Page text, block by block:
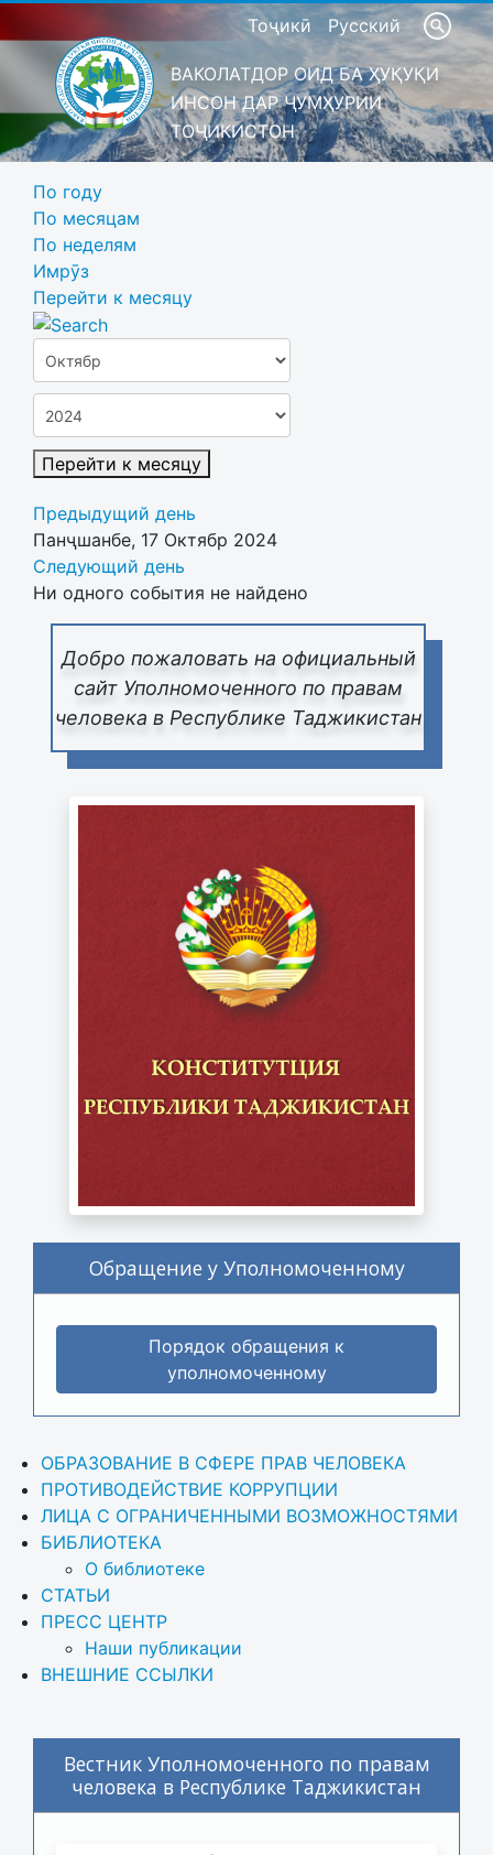
Тоҷикӣ Русский
ВАКОЛАТДОР ОИД БА ҲУҚУҚИ
ИНСОН ДАР ҶУМҲУРИИ
ТОҶИКИСТОН
Добро пожаловать на официальный
сайт Уполномоченного по правам
человека в Республике Таджикистан
Обращение у Уполномоченному
Порядок обращения к
уполномоченному
ОБРАЗОВАНИЕ В СФЕРЕ ПРАВ ЧЕЛОВЕКА
ПРОТИВОДЕЙСТВИЕ КОРРУПЦИИ
ЛИЦА С ОГРАНИЧЕННЫМИ ВОЗМОЖНОСТЯМИ
БИБЛИОТЕКА
О библиотеке
СТАТЬИ
ПРЕСС ЦЕНТР
Наши публикации
ВНЕШНИЕ ССЫЛКИ
Вестник Уполномоченного по правам
человека в Республике Таджикистан
По году
По месяцам
По неделям
Имрӯз
Перейти к месяцу
Перейти к месяцу
Предыдущий день
Панҷшанбе, 17 Октябр 2024
Следующий день
Ни одного события не найдено